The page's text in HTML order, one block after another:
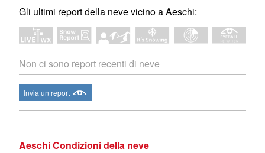
Gli ultimi report della neve vicino a Aeschi:
Non ci sono report recenti di neve
Invia un report
Aeschi Condizioni della neve